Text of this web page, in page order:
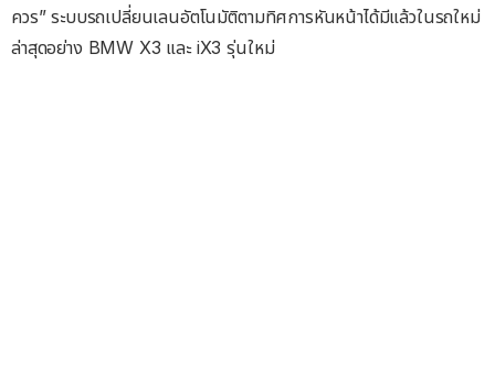
ควร” ระบบรถเปลี่ยนเลนอัตโนมัติตามทิศการหันหน้าได้มีแล้วในรถใหม่
ล่าสุดอย่าง BMW X3 และ iX3 รุ่นใหม่